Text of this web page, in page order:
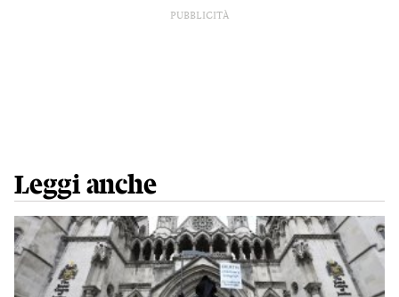
PUBBLICITÀ
Leggi anche